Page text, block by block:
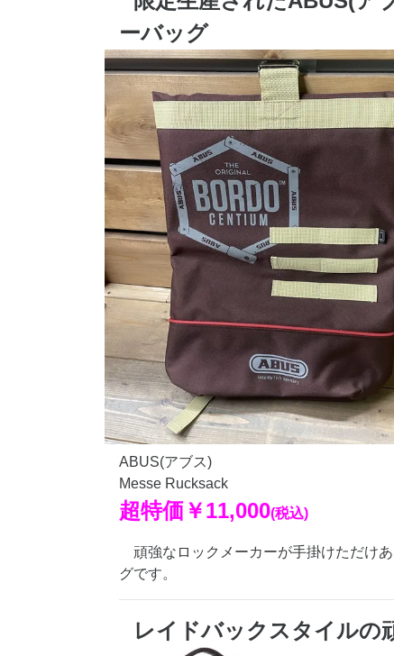
ーバッグ
ABUS(アブス)
Messe Rucksack
超特価￥11,000(税込)
頑強なロックメーカーが手掛けただけ
グです。
レイドバックスタイルの